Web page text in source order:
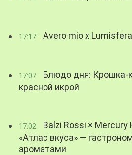
17:17 Avero mio x Lumisfera
17:07
Блюдо дня: Крошка-
красной икрой
17:02
Balzi Rossi × Mercury
«Атлас вкуса» —
ароматами